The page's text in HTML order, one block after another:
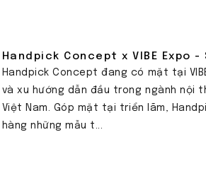
Handpick Concept x VIBE
Handpick Concept đang có mặt tại
và xu hướng dẫn đầu trong ngành nội
Việt Nam. Góp mặt tại triển lãm,
hàng những mẫu t...